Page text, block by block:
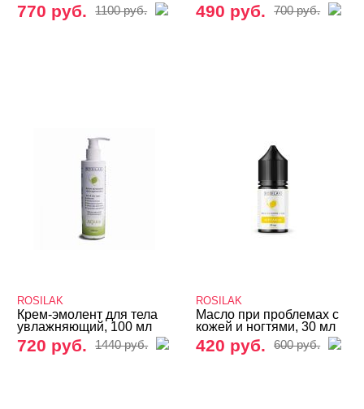
Наборы для лечения ногтей
Formula Profi
GRATTOL
InGarden
Iris'k Professional
NOGTIKA
Nogturne
Rio Profi
770 руб. 1100 руб. 490 руб. 700 руб.
ROSILAK
Крем-эмолент для тела
увлажняющий, 100 мл
720 руб. 1440 руб.
ROSILAK
Масло при проблемах с
кожей и ногтями, 30 мл
420 руб. 600 руб.